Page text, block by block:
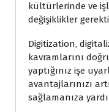
kültürlerinde ve
değişiklikler
Digitization,
kavramlarını
yaptığınız işe
avantajlarınızı
sağlamanıza